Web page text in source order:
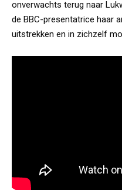
onverwachts terug naar
de BBC-presentatrice haar
uitstrekken en in zichzelf